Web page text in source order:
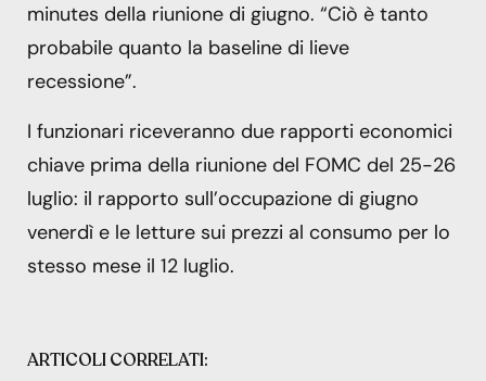
minutes della riunione di giugno. “Ciò è tanto
probabile quanto la baseline di lieve
recessione”.
I funzionari riceveranno due rapporti economici
chiave prima della riunione del FOMC del 25-26
luglio: il rapporto sull’occupazione di giugno
venerdì e le letture sui prezzi al consumo per lo
stesso mese il 12 luglio.
ARTICOLI CORRELATI: